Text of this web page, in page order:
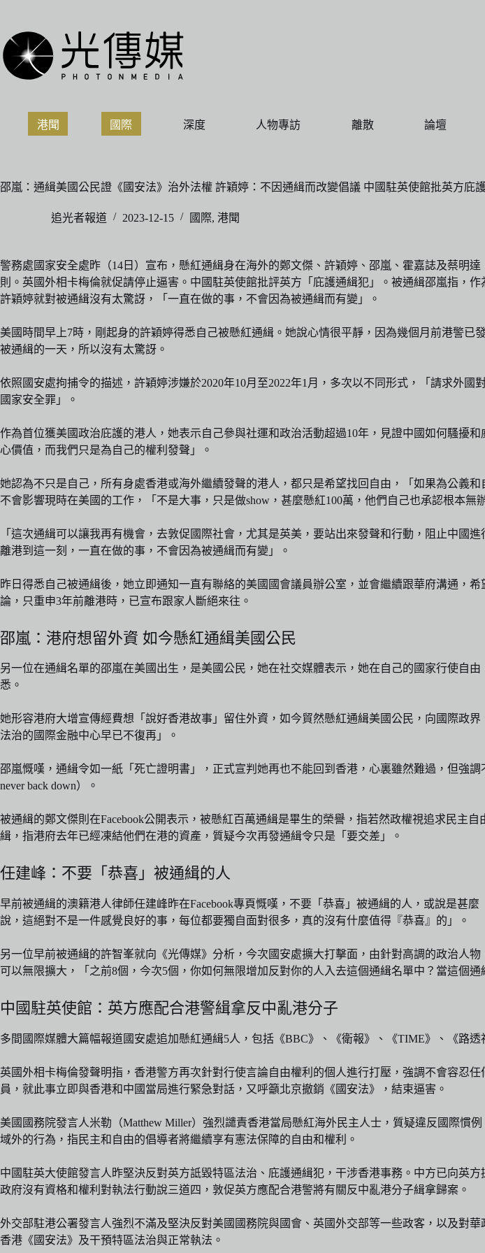
主
要
內
港聞 國際 深度 人物專訪 離散 論壇
邵嵐：通緝美國公民證《國安法》治外法權 許穎婷：不因通緝而改變倡議 中國駐英使館批英方庇
追光者報道 2023-12-15 國際, 港聞
警務處國家安全處昨（14日）宣布，懸紅通緝身在海外的鄭文傑、許穎婷、邵嵐、霍嘉誌及蔡明
則。英國外相卡梅倫就促請停止逼害。中國駐英使館批評英方「庇護通緝犯」。被通緝邵嵐指，
許穎婷就對被通緝沒有太驚訝，「一直在做的事，不會因為被通緝而有變」。
美國時間早上7時，剛起身的許穎婷得悉自己被懸紅通緝。她說心情很平靜，因為幾個月前港警
被通緝的一天，所以沒有太驚訝。
依照國安處拘捕令的描述，許穎婷涉嫌於2020年10月至2022年1月，多次以不同形式，「請求外
國家安全罪」。
作為首位獲美國政治庇護的港人，她表示自己參與社運和政治活動超過10年，見證中國如何騷擾
心價值，而我們只是為自己的權利發聲」。
她認為不只是自己，所有身處香港或海外繼續發聲的港人，都只是希望找回自由，「如果為公義
不會影響現時在美國的工作，「不是大事，只是做show，甚麼懸紅100萬，他們自己也承認根本無
「這次通緝可以讓我再有機會，去敦促國際社會，尤其是英美，要站出來發聲和行動，阻止中
離港到這一刻，一直在做的事，不會因為被通緝而有變」。
昨日得悉自己被通緝後，她立即通知一直有聯絡的美國國會議員辦公室，並會繼續跟華府溝通，
論，只重申3年前離港時，已宣布跟家人斷絕來往。
邵嵐：港府想留外資 如今懸紅通緝美國公民
另一位在通緝名單的邵嵐在美國出生，是美國公民，她在社交媒體表示，她在自己的國家行使自
悉。
她形容港府大增宣傳經費想「說好香港故事」留住外資，如今貿然懸紅通緝美國公民，向國際政
法治的國際金融中心早已不復再」。
邵嵐慨嘆，通緝令如一紙「死亡證明書」，正式宣判她再也不能回到香港，心裏雖然難過，但強
never back down）。
被通緝的鄭文傑則在Facebook公開表示，被懸紅百萬通緝是畢生的榮譽，指若然政權視追求民主
緝，指港府去年已經凍結他們在港的資產，質疑今次再發通緝令只是「要交差」。
任建峰：不要「恭喜」被通緝的人
早前被通緝的澳籍港人律師任建峰昨在Facebook專頁慨嘆，不要「恭喜」被通緝的人，或說是甚
說，這絕對不是一件感覺良好的事，每位都要獨自面對很多，真的沒有什麼值得『恭喜』的」。
另一位早前被通緝的許智峯就向《光傳媒》分析，今次國安處擴大打擊面，由針對高調的政治人
可以無限擴大，「之前8個，今次5個，你如何無限增加反對你的人入去這個通緝名單中？當這個
中國駐英使館：英方應配合港警緝拿反中亂港分子
多間國際媒體大篇幅報道國安處追加懸紅通緝5人，包括《BBC》、《衛報》、《TIME》、《路
英國外相卡梅倫發聲明指，香港警方再次針對行使言論自由權利的個人進行打壓，強調不會容忍
員，就此事立即與香港和中國當局進行緊急對話，又呼籲北京撤銷《國安法》，結束逼害。
美國國務院發言人米勒（Matthew Miller）強烈譴責香港當局懸紅海外民主人士，質疑違反國際
域外的行為，指民主和自由的倡導者將繼續享有憲法保障的自由和權利。
中國駐英大使館發言人昨堅決反對英方詆毀特區法治、庇護通緝犯，干涉香港事務。中方已向英
政府沒有資格和權利對執法行動說三道四，敦促英方應配合港警將有關反中亂港分子緝拿歸案。
外交部駐港公署發言人強烈不滿及堅決反對美國國務院與國會、英國外交部等一些政客，以及對
香港《國安法》及干預特區法治與正常執法。